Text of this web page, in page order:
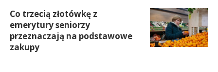
Co trzecią złotówkę z
emerytury seniorzy
przeznaczają na podstawowe
zakupy